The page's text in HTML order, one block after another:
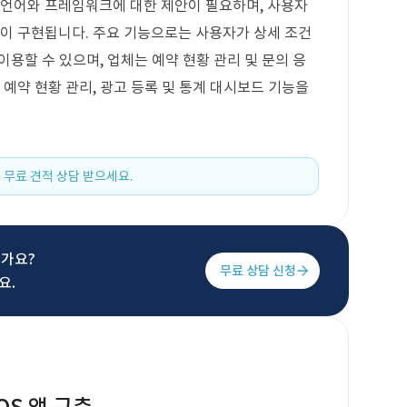
어와 프레임워크에 대한 제안이 필요하며, 사용자
구현됩니다. 주요 기능으로는 사용자가 상세 조건
용할 수 있으며, 업체는 예약 현황 관리 및 문의 응
약 현황 관리, 광고 등록 및 통계 대시보드 기능을
료 견적 상담 받으세요.
요?
.
무료 상담 신청